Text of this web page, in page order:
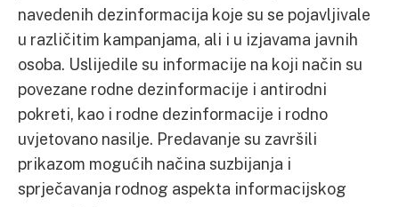
navedenih dezinformacija koje su se pojavljivale
u različitim kampanjama, ali i u izjavama javnih
osoba. Uslijedile su informacije na koji način su
povezane rodne dezinformacije i antirodni
pokreti, kao i rodne dezinformacije i rodno
uvjetovano nasilje. Predavanje su završili
prikazom mogućih načina suzbijanja i
sprječavanja rodnog aspekta informacijskog